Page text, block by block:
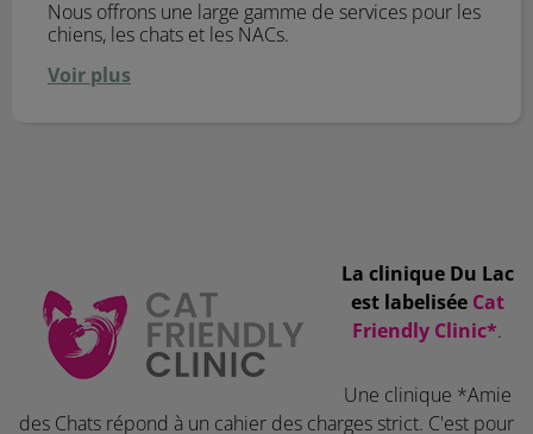
Nous offrons une large gamme de services pour les
chiens, les chats et les NACs.
Voir plus
La clinique Du Lac
est labelisée Cat
Friendly Clinic*.
Une clinique *Amie
des Chats répond à un cahier des charges strict. C'est pour